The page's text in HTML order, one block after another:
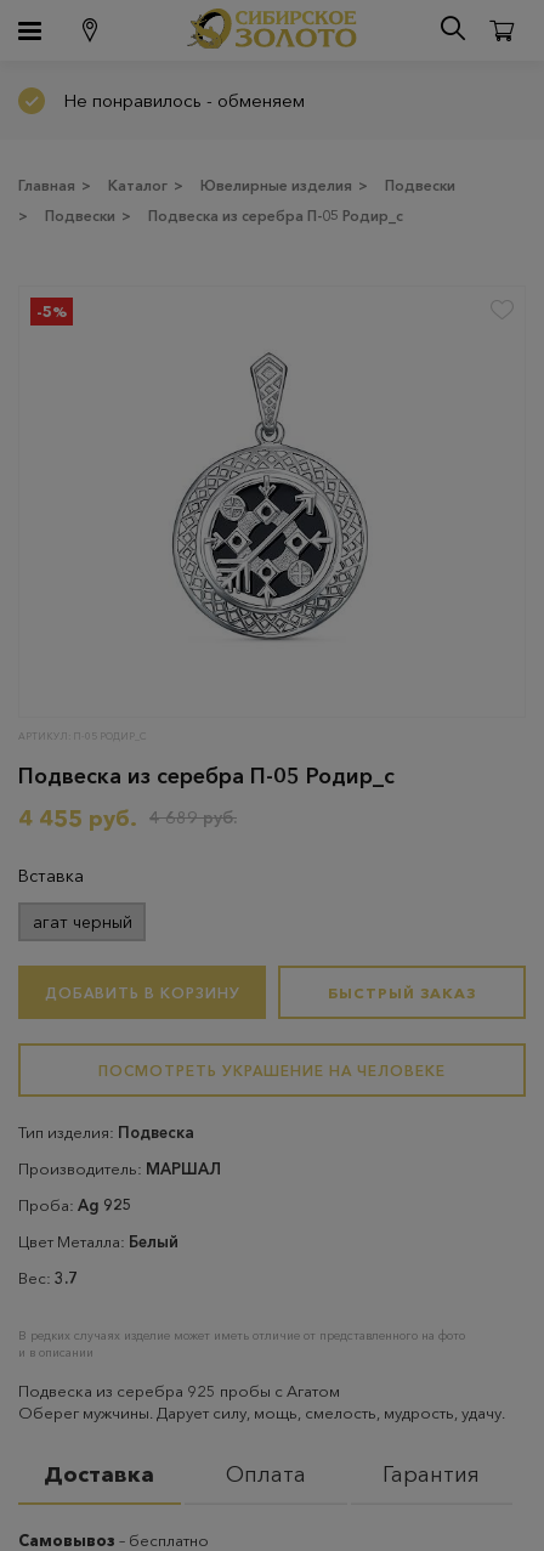
Не понравилось - обменяем
Главная > Каталог > Ювелирные изделия >
Подвески
>
Подвески > Подвеска из серебра П-05 Родир_с
-5%
АРТИКУЛ: П-05 РОДИР_С
Подвеска из серебра П-05 Родир_с
4 455 руб.
4 689 руб.
Вставка
агат черный
ДОБАВИТЬ В КОРЗИНУ БЫСТРЫЙ ЗАКАЗ
ПОСМОТРЕТЬ УКРАШЕНИЕ НА ЧЕЛОВЕКЕ
Тип изделия: Подвеска
Производитель: МАРШАЛ
Проба: Ag 925
Цвет Металла: Белый
Вес: 3.7
В редких случаях изделие может иметь отличие от представленного на фото
и в описании
Подвеска из серебра 925 пробы с Агатом
Оберег мужчины. Дарует силу, мощь, смелость, мудрость, удачу.
Доставка Оплата Гарантия
Самовывоз – бесплатно